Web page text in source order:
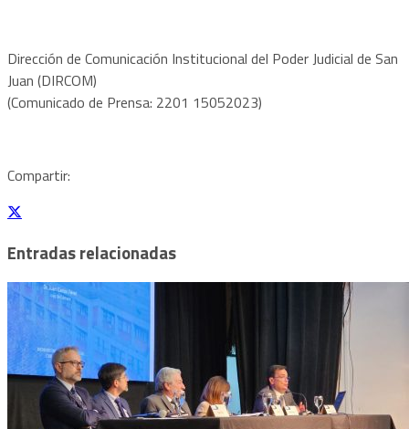
Dirección de Comunicación Institucional del Poder Judicial de San
Juan (DIRCOM)
(Comunicado de Prensa: 2201 15052023)
Compartir:
Entradas relacionadas